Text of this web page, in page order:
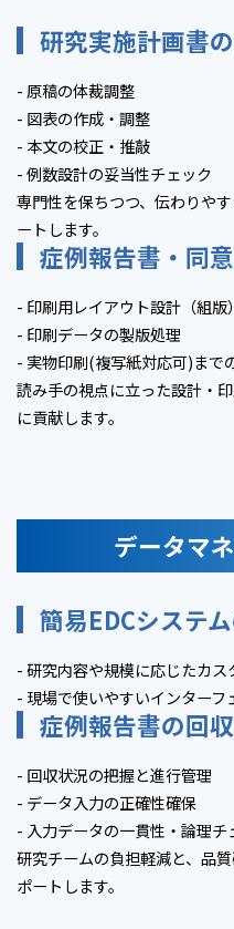
研究実施計画書
- 原稿の体裁調整
- 図表の作成・調整
- 本文の校正・推敲
- 例数設計の妥当性チェック
専門性を保ちつつ、伝わりや
ートします。
症例報告書・同
- 印刷用レイアウト設計（組版）
- 印刷データの製版処理
- 実物印刷(複写紙対応可)まで
読み手の視点に立った設計・
に貢献します。
データマ
簡易EDCシステ
- 研究内容や規模に応じたカス
- 現場で使いやすいインターフ
症例報告書の回
- 回収状況の把握と進行管理
- データ入力の正確性確保
- 入力データの一貫性・論理チ
研究チームの負担軽減と、品
ポートします。